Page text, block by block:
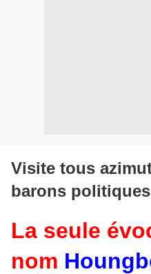
Visite tous
barons politiques
La seule
nom